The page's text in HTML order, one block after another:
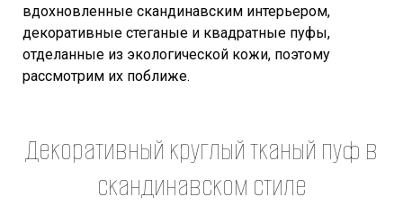
вдохновленные скандинавским интерьером,
декоративные стеганые и квадратные пуфы,
отделанные из экологической кожи, поэтому
рассмотрим их поближе.
Декоративный круглый тканый пуф в
скандинавском стиле